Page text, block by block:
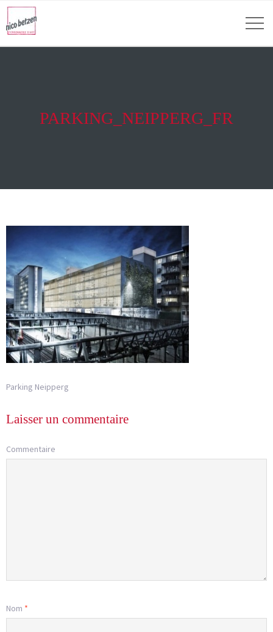
PARKING_NEIPPERG_FR
Parking Neipperg
Laisser un commentaire
Commentaire
Nom *